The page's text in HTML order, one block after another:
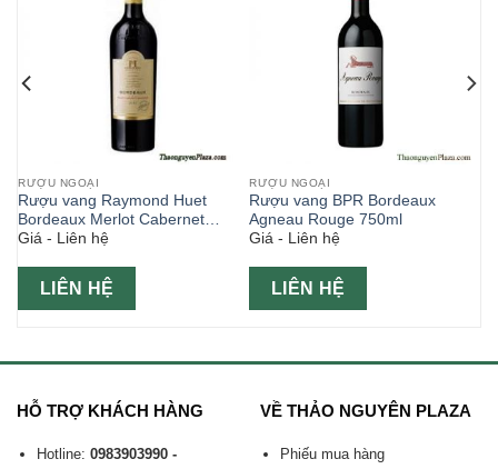
RƯỢU NGOẠI
Rượu vang Raymond Huet
Bordeaux Merlot Cabernet
Sauvignon 750ml
Giá - Liên hệ
LIÊN HỆ
RƯỢU NGOẠI
Rượu vang BPR Bordeaux
Agneau Rouge 750ml
Giá - Liên hệ
LIÊN HỆ
HỖ TRỢ KHÁCH HÀNG
Hotline: 0983903990 -
VỀ THẢO NGUYÊN PLAZA
Phiếu mua hàng